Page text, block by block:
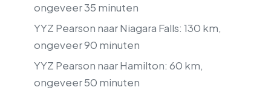
ongeveer 35 minuten
YYZ Pearson naar Niagara Falls: 130 km,
ongeveer 90 minuten
YYZ Pearson naar Hamilton: 60 km,
ongeveer 50 minuten